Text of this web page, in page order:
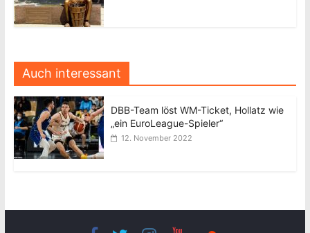
Auch interessant
DBB-Team löst WM-Ticket, Hollatz wie
„ein EuroLeague-Spieler“
12. November 2022